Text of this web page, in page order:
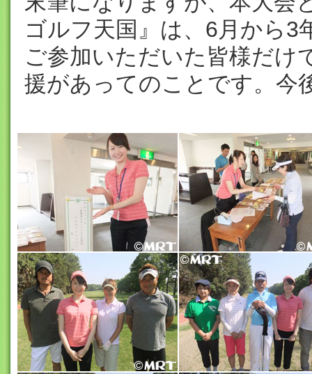
ゴルフ天国』は、6月から
ご参加いただいた皆様だけ
援があってのことです。今